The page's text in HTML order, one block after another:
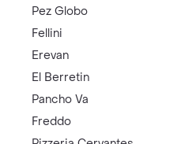
Pez Globo
Fellini
Erevan
El Berretin
Pancho Va
Freddo